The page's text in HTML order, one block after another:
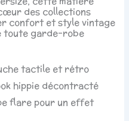
des collections
confort et style vintage
toute garde-robe
tactile et rétro
hippie décontracté
flare pour un effet